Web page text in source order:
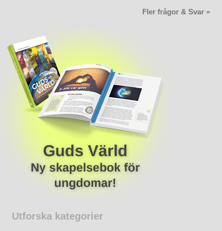
Fler frågor & Svar »
Utforska kategorier